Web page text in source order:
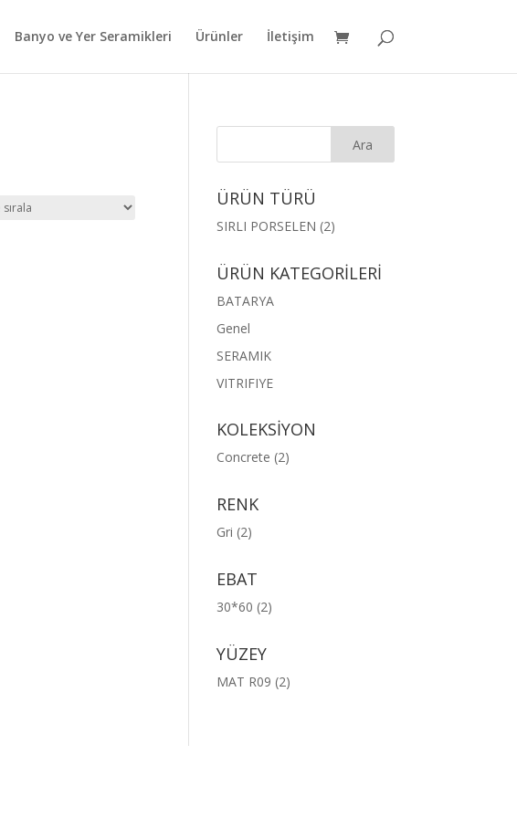
Banyo ve Yer Seramikleri Ürünler İletişim
ÜRÜN TÜRÜ
SIRLI PORSELEN (2)
ÜRÜN KATEGORİLERİ
BATARYA
Genel
SERAMIK
VITRIFIYE
KOLEKSİYON
Concrete (2)
RENK
Gri (2)
EBAT
30*60 (2)
YÜZEY
MAT R09 (2)